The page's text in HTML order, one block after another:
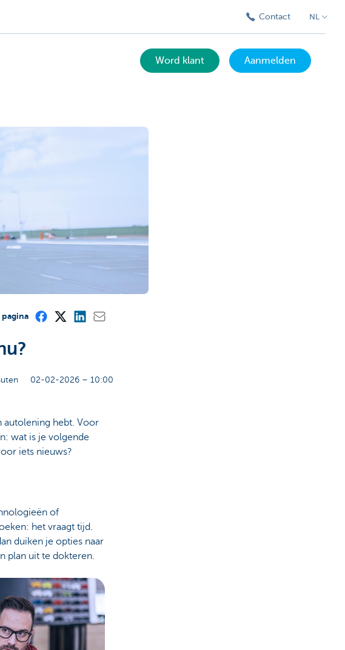
Contact NL
Word klant Aanmelden
pagina
02-02-2026 – 10:00
autolening hebt. Voor
wat is je volgende
iets nieuws?
of
het vraagt tijd.
duiken je opties naar
plan uit te dokteren.